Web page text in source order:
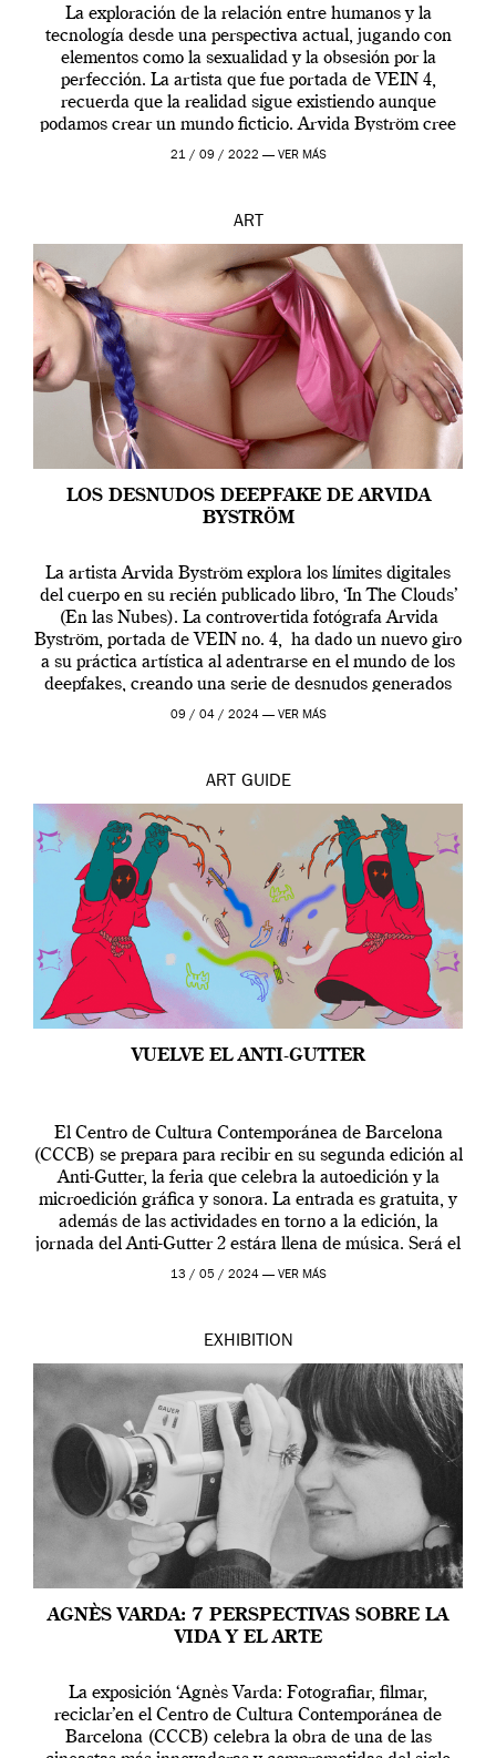
La exploración de la relación entre humanos y la
tecnología desde una perspectiva actual, jugando con
elementos como la sexualidad y la obsesión por la
perfección. La artista que fue portada de VEIN 4,
recuerda que la realidad sigue existiendo aunque
podamos crear un mundo ficticio. Arvida Byström cree
que los humanos tienen un complejo […]
21 / 09 / 2022 — VER MÁS
ART
LOS DESNUDOS DEEPFAKE DE ARVIDA
BYSTRÖM
La artista Arvida Byström explora los límites digitales
del cuerpo en su recién publicado libro, ‘In The Clouds’
(En las Nubes). La controvertida fotógrafa Arvida
Byström, portada de VEIN no. 4, ha dado un nuevo giro
a su práctica artística al adentrarse en el mundo de los
deepfakes, creando una serie de desnudos generados
por […]
09 / 04 / 2024 — VER MÁS
ART GUIDE
VUELVE EL ANTI-GUTTER
El Centro de Cultura Contemporánea de Barcelona
(CCCB) se prepara para recibir en su segunda edición al
Anti-Gutter, la feria que celebra la autoedición y la
microedición gráfica y sonora. La entrada es gratuita, y
además de las actividades en torno a la edición, la
jornada del Anti-Gutter 2 estára llena de música. Será el
[…]
13 / 05 / 2024 — VER MÁS
EXHIBITION
AGNÈS VARDA: 7 PERSPECTIVAS SOBRE LA
VIDA Y EL ARTE
La exposición ‘Agnès Varda: Fotografiar, filmar,
reciclar’en el Centro de Cultura Contemporánea de
Barcelona (CCCB) celebra la obra de una de las